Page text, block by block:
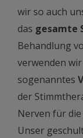
wir so auch
das gesamte
Behandlung
verwenden
sogenanntes
der
Nerven für
Unser